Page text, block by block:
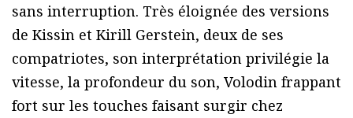
sans interruption. Très éloignée des versions
de Kissin et Kirill Gerstein, deux de ses
compatriotes, son interprétation privilégie la
vitesse, la profondeur du son, Volodin frappant
fort sur les touches faisant surgir chez